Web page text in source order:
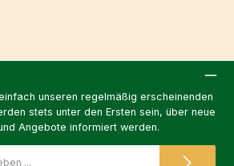
unseren regelmäßig erscheinenden
stets unter den Ersten sein, über neue
Angebote informiert werden.